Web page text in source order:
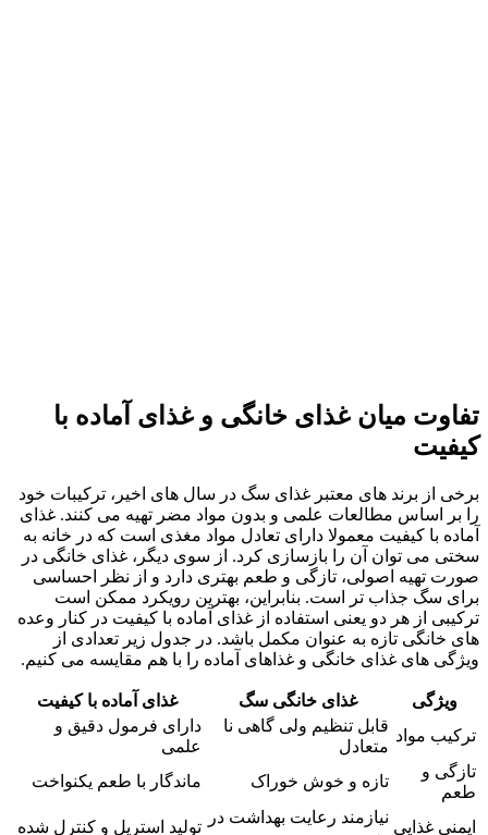
تفاوت میان غذای خانگی و غذای آماده با
کیفیت
برخی از برند های معتبر غذای سگ در سال‌ های اخیر، ترکیبات خود
را بر اساس مطالعات علمی و بدون مواد مضر تهیه می‌ کنند. غذای
آماده با کیفیت معمولا دارای تعادل مواد مغذی است که در خانه به‌
سختی می‌ توان آن را بازسازی کرد. از سوی دیگر، غذای خانگی در
صورت تهیه‌ اصولی، تازگی و طعم بهتری دارد و از نظر احساسی
برای سگ جذاب‌ تر است. بنابراین، بهترین رویکرد ممکن است
ترکیبی از هر دو یعنی استفاده از غذای آماده با کیفیت در کنار وعده‌
های خانگی تازه به‌ عنوان مکمل باشد. در جدول زیر تعدادی از
ویژگی های غذای خانگی و غذاهای آماده را با هم مقایسه می کنیم.
ویژگی غذای خانگی سگ
غذای آماده با کیفیت
ترکیب مواد
قابل تنظیم ولی گاهی نا
متعادل
دارای فرمول دقیق و
علمی
تازگی و
طعم
تازه و خوش‌ خوراک ماندگار با طعم یکنواخت
ایمنی غذایی
نیازمند رعایت بهداشت در
تولید استریل و کنترل‌ شده